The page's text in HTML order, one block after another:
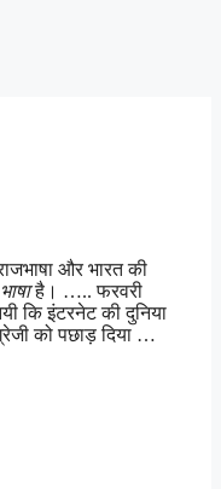
और भारत की
भाषाहै। ….. फरवरी
कि इंटरनेट की दुनिया
को पछाड़ दिया …